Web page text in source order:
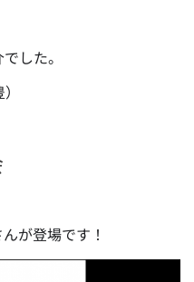
した。
が登場です！